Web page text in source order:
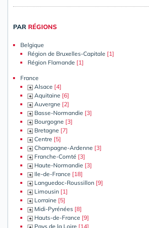
PAR RÉGIONS
Belgique
Région de Bruxelles-Capitale [1]
Région Flamande [1]
France
Alsace [4]
Aquitaine [6]
Auvergne [2]
Basse-Normandie [3]
Bourgogne [3]
Bretagne [7]
Centre [5]
Champagne-Ardenne [3]
Franche-Comté [3]
Haute-Normandie [3]
Ile-de-France [18]
Languedoc-Roussillon [9]
Limousin [1]
Lorraine [5]
Midi-Pyrénées [8]
Hauts-de-France [9]
Pays de la Loire [14]